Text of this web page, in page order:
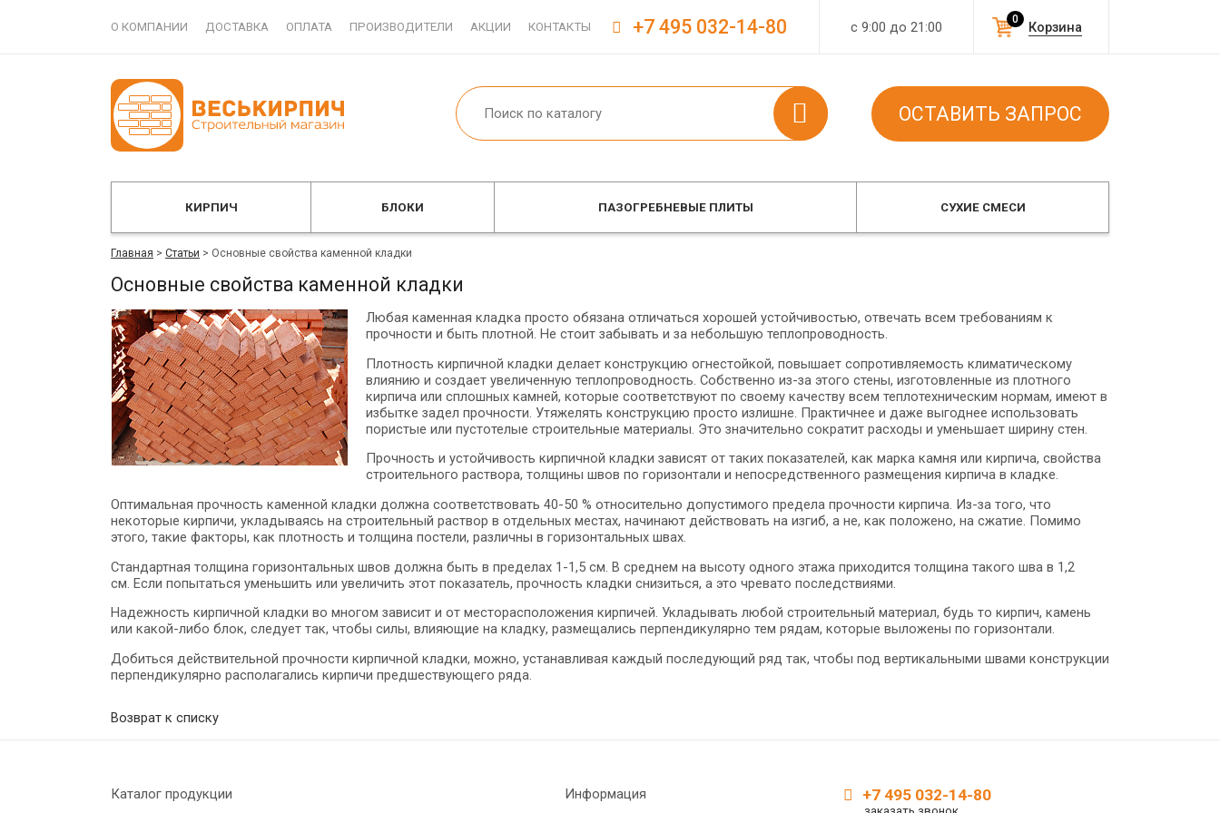
О КОМПАНИИ ДОСТАВКА ОПЛАТА ПРОИЗВОДИТЕЛИ АКЦИИ КОНТАКТЫ с 9:00 до 21:00 Корзина
0
+7 495 032-14-80
ОСТАВИТЬ ЗАПРОС
КИРПИЧ БЛОКИ ПАЗОГРЕБНЕВЫЕ ПЛИТЫ СУХИЕ СМЕСИ
Главная > Статьи > Основные свойства каменной кладки
Основные свойства каменной кладки
Любая каменная кладка просто обязана отличаться хорошей устойчивостью, отвечать всем требованиям к
прочности и быть плотной. Не стоит забывать и за небольшую теплопроводность.
Плотность кирпичной кладки делает конструкцию огнестойкой, повышает сопротивляемость климатическому
влиянию и создает увеличенную теплопроводность. Собственно из-за этого стены, изготовленные из плотного
кирпича или сплошных камней, которые соответствуют по своему качеству всем теплотехническим нормам, имеют в
избытке задел прочности. Утяжелять конструкцию просто излишне. Практичнее и даже выгоднее использовать
пористые или пустотелые строительные материалы. Это значительно сократит расходы и уменьшает ширину стен.
Прочность и устойчивость кирпичной кладки зависят от таких показателей, как марка камня или кирпича, свойства
строительного раствора, толщины швов по горизонтали и непосредственного размещения кирпича в кладке.
Оптимальная прочность каменной кладки должна соответствовать 40-50 % относительно допустимого предела прочности кирпича. Из-за того, что
некоторые кирпичи, укладываясь на строительный раствор в отдельных местах, начинают действовать на изгиб, а не, как положено, на сжатие. Помимо
этого, такие факторы, как плотность и толщина постели, различны в горизонтальных швах.
Стандартная толщина горизонтальных швов должна быть в пределах 1-1,5 см. В среднем на высоту одного этажа приходится толщина такого шва в 1,2
см. Если попытаться уменьшить или увеличить этот показатель, прочность кладки снизиться, а это чревато последствиями.
Надежность кирпичной кладки во многом зависит и от месторасположения кирпичей. Укладывать любой строительный материал, будь то кирпич, камень
или какой-либо блок, следует так, чтобы силы, влияющие на кладку, размещались перпендикулярно тем рядам, которые выложены по горизонтали.
Добиться действительной прочности кирпичной кладки, можно, устанавливая каждый последующий ряд так, чтобы под вертикальными швами конструкции
перпендикулярно располагались кирпичи предшествующего ряда.
Возврат к списку
Каталог продукции Информация +7 495 032-14-80